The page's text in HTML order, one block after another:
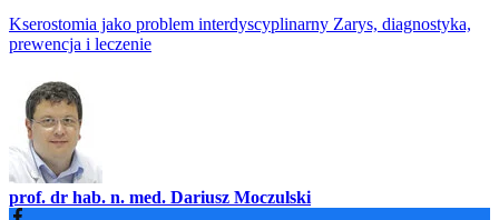
Kserostomia jako problem interdyscyplinarny Zarys, diagnostyka,
prewencja i leczenie
prof. dr hab. n. med. Dariusz Moczulski